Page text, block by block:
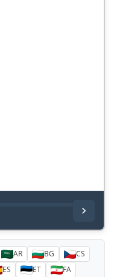
AR BG
CS
ES ET
FA